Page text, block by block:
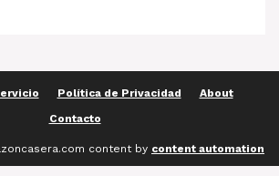
Política de Privacidad
About
Contacto
content by content automation